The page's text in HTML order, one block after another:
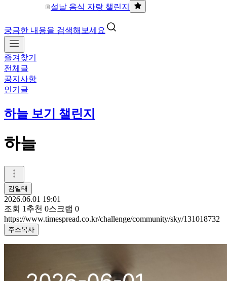
설날 음식 자랑 챌린지
궁금한 내용을 검색해보세요
즐겨찾기
전체글
공지사항
인기글
하늘 보기 챌린지
하늘
김일태
2026.06.01 19:01
조회 1 추천 0스크랩 0
https://www.timespread.co.kr/challenge/community/sky/131018732
주소복사